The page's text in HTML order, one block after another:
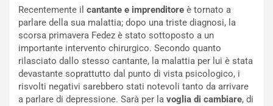
Recentemente il cantante e imprenditore è tornato a
parlare della sua malattia; dopo una triste diagnosi, la
scorsa primavera Fedez è stato sottoposto a un
importante intervento chirurgico. Secondo quanto
rilasciato dallo stesso cantante, la malattia per lui è stata
devastante soprattutto dal punto di vista psicologico, i
risvolti negativi sarebbero stati notevoli tanto da arrivare
a parlare di depressione. Sarà per la voglia di cambiare, di